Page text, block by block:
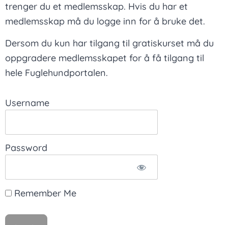
trenger du et medlemsskap. Hvis du har et
medlemsskap må du logge inn for å bruke det.
Dersom du kun har tilgang til gratiskurset må du
oppgradere medlemsskapet for å få tilgang til
hele Fuglehundportalen.
Username
Password
Remember Me